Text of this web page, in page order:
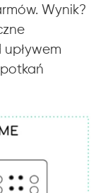
Wynik?